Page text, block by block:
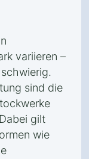
variieren –
sind die
gilt
wie